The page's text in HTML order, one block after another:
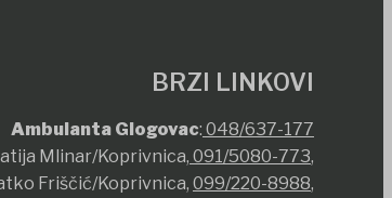
BRZI LINKOVI
Ambulanta Glogovac: 048/637-177
Mlinar/Koprivnica, 091/5080-773,
Friščić/Koprivnica, 099/220-8988,